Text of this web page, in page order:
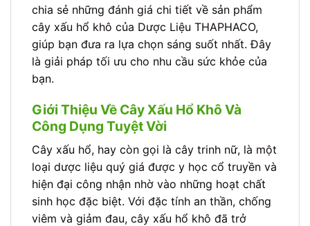
chia sẻ những đánh giá chi tiết về sản phẩm
cây xấu hổ khô của Dược Liệu THAPHACO,
giúp bạn đưa ra lựa chọn sáng suốt nhất. Đây
là giải pháp tối ưu cho nhu cầu sức khỏe của
bạn.
Giới Thiệu Về Cây Xấu Hổ Khô Và
Công Dụng Tuyệt Vời
Cây xấu hổ, hay còn gọi là cây trinh nữ, là một
loại dược liệu quý giá được y học cổ truyền và
hiện đại công nhận nhờ vào những hoạt chất
sinh học đặc biệt. Với đặc tính an thần, chống
viêm và giảm đau, cây xấu hổ khô đã trở